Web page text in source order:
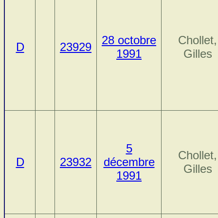
D 23929
28 octobre
1991
Chollet,
Gilles
D 23932
5
décembre
1991
Chollet,
Gilles